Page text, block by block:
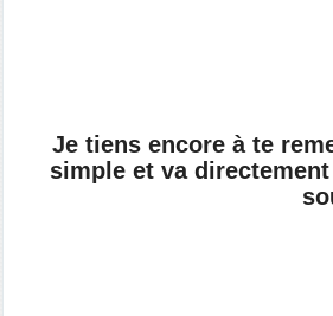
Je tiens encore à te
simple et va